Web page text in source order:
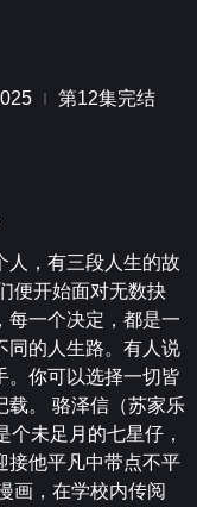
第12集完结
人，有三段人生的故
便开始面对无数抉
每一个决定，都是一
同的人生路。有人说
。你可以选择一切皆
载。 骆泽信（苏家乐
未足月的七星仔，
接他平凡中带点不平
画，在学校内传阅